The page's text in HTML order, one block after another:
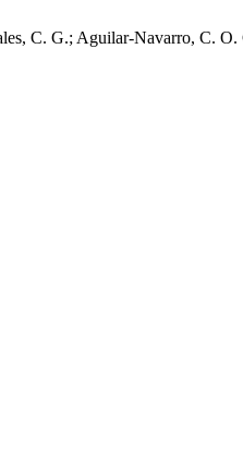
C. G.; Aguilar-Navarro, C.